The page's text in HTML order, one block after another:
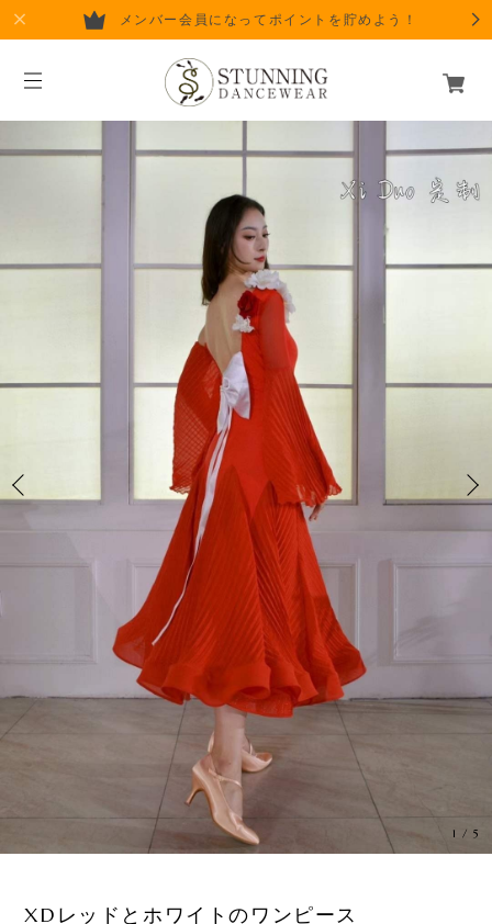
メンバー会員になってポイントを貯めよう！
1 /5
XDレッドとホワイトのワンピース